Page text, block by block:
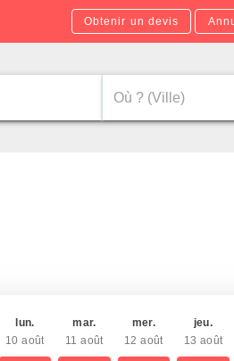
Obtenir un devis
lun.
10 août
mar.
11 août
mer.
12 août
jeu.
13 août